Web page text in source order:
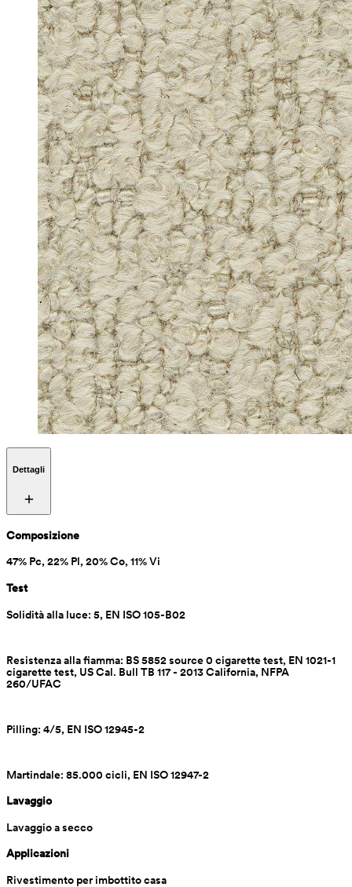
Dettagli
Composizione
47% Pc, 22% Pl, 20% Co, 11% Vi
Test
Solidità alla luce: 5, EN ISO 105-B02
Resistenza alla fiamma: BS 5852 source 0 cigarette test, EN 1021-1
cigarette test, US Cal. Bull TB 117 - 2013 California, NFPA
260/UFAC
Pilling: 4/5, EN ISO 12945-2
Martindale: 85.000 cicli, EN ISO 12947-2
Lavaggio
Lavaggio a secco
Applicazioni
Rivestimento per imbottito casa